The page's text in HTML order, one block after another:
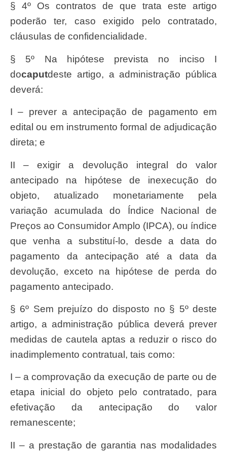
§ 4º Os contratos de que trata este artigo
poderão ter, caso exigido pelo contratado,
cláusulas de confidencialidade.
§ 5º Na hipótese prevista no inciso I
do caputdeste artigo, a administração pública
deverá:
I – prever a antecipação de pagamento em
edital ou em instrumento formal de adjudicação
direta; e
II – exigir a devolução integral do valor
antecipado na hipótese de inexecução do
objeto, atualizado monetariamente pela
variação acumulada do Índice Nacional de
Preços ao Consumidor Amplo (IPCA), ou índice
que venha a substituí-lo, desde a data do
pagamento da antecipação até a data da
devolução, exceto na hipótese de perda do
pagamento antecipado.
§ 6º Sem prejuízo do disposto no § 5º deste
artigo, a administração pública deverá prever
medidas de cautela aptas a reduzir o risco do
inadimplemento contratual, tais como:
I – a comprovação da execução de parte ou de
etapa inicial do objeto pelo contratado, para
efetivação da antecipação do valor
remanescente;
II – a prestação de garantia nas modalidades